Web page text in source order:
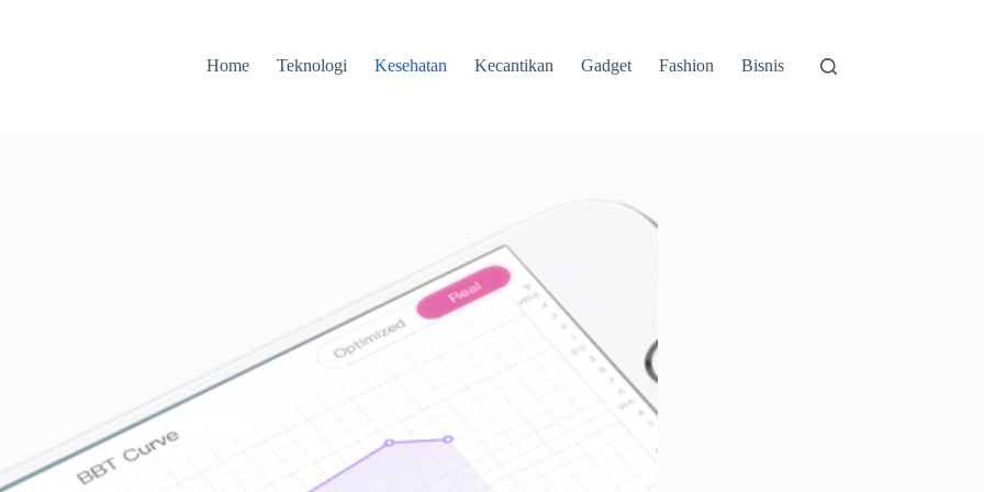
Home
Teknologi Kesehatan Kecantikan Gadget Fashion Bisnis